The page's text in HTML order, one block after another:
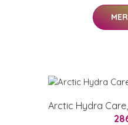
Arctic Hydra